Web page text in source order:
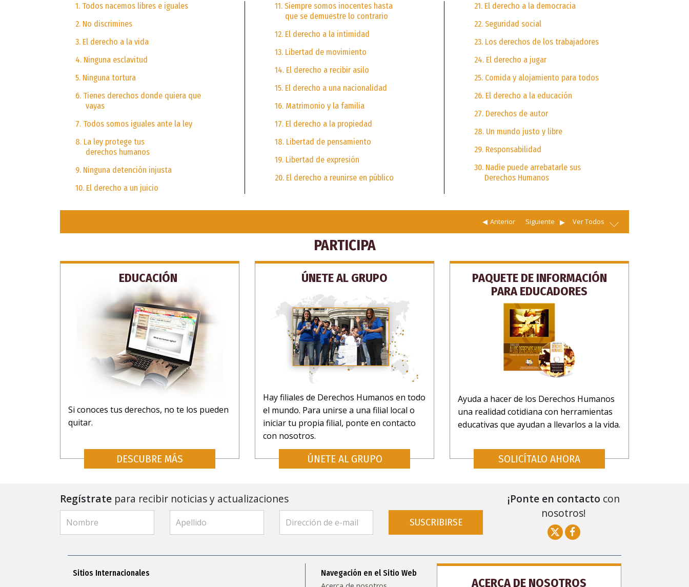
1. Todos nacemos libres e iguales
2. No discrimines
3. El derecho a la vida
4. Ninguna esclavitud
5. Ninguna tortura
6. Tienes derechos donde quiera que
vayas
7. Todos somos iguales ante la ley
8. La ley protege tus
derechos humanos
9. Ninguna detención injusta
10. El derecho a un juicio
11. Siempre somos inocentes hasta
que se demuestre lo contrario
12. El derecho a la intimidad
13. Libertad de movimiento
14. El derecho a recibir asilo
15. El derecho a una nacionalidad
16. Matrimonio y la familia
17. El derecho a la propiedad
18. Libertad de pensamiento
19. Libertad de expresión
20. El derecho a reunirse en público
21. El derecho a la democracia
22. Seguridad social
23. Los derechos de los trabajadores
24. El derecho a jugar
25. Comida y alojamiento para todos
26. El derecho a la educación
27. Derechos de autor
28. Un mundo justo y libre
29. Responsabilidad
30. Nadie puede arrebatarle sus
Derechos Humanos
Siguiente
Anterior Ver Todos
PARTICIPA
EDUCACIÓN
Si conoces tus derechos, no te los pueden
quitar.
DESCUBRE MÁS
ÚNETE AL GRUPO
Hay filiales de Derechos Humanos en todo
el mundo. Para unirse a una filial local o
iniciar tu propia filial, ponte en contacto
con nosotros.
ÚNETE AL GRUPO
PAQUETE DE INFORMACIÓN
PARA EDUCADORES
Ayuda a hacer de los Derechos Humanos
una realidad cotidiana con herramientas
educativas que ayudan a llevarlos a la vida.
SOLICÍTALO AHORA
Regístrate para recibir noticias y actualizaciones
SUSCRIBIRSE
¡Ponte en contacto con
nosotros!
Sitios Internacionales
Navegación en el Sitio Web
ACERCA DE NOSOTROS